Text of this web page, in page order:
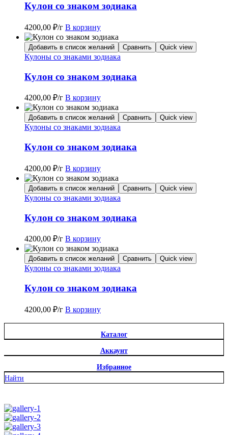
Кулон со знаком зодиака
4200,00 ₽/г В корзину
Добавить в список желаний Сравнить Quick view
Кулоны со знаками зодиака
Кулон со знаком зодиака
4200,00 ₽/г В корзину
Добавить в список желаний Сравнить Quick view
Кулоны со знаками зодиака
Кулон со знаком зодиака
4200,00 ₽/г В корзину
Добавить в список желаний Сравнить Quick view
Кулоны со знаками зодиака
Кулон со знаком зодиака
4200,00 ₽/г В корзину
Добавить в список желаний Сравнить Quick view
Кулоны со знаками зодиака
Кулон со знаком зодиака
4200,00 ₽/г В корзину
Каталог
Аккаунт
Избранное
Найти